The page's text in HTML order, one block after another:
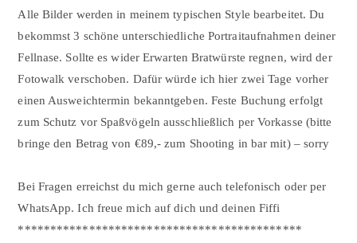
Alle Bilder werden in meinem typischen Style bearbeitet. Du
bekommst 3 schöne unterschiedliche Portraitaufnahmen deiner
Fellnase. Sollte es wider Erwarten Bratwürste regnen, wird der
Fotowalk verschoben. Dafür würde ich hier zwei Tage vorher
einen Ausweichtermin bekanntgeben. Feste Buchung erfolgt
zum Schutz vor Spaßvögeln ausschließlich per Vorkasse (bitte
bringe den Betrag von €89,- zum Shooting in bar mit) – sorry
Bei Fragen erreichst du mich gerne auch telefonisch oder per
WhatsApp. Ich freue mich auf dich und deinen Fiffi
********************************************